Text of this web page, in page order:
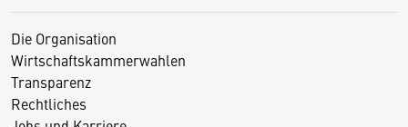
Die Organisation
Wirtschaftskammerwahlen
Transparenz
Rechtliches